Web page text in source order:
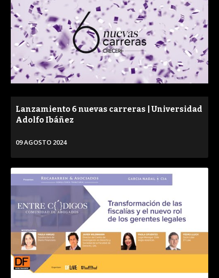
Lanzamiento 6 nuevas carreras | Universidad
Adolfo Ibáñez
09 AGOSTO 2024
VER